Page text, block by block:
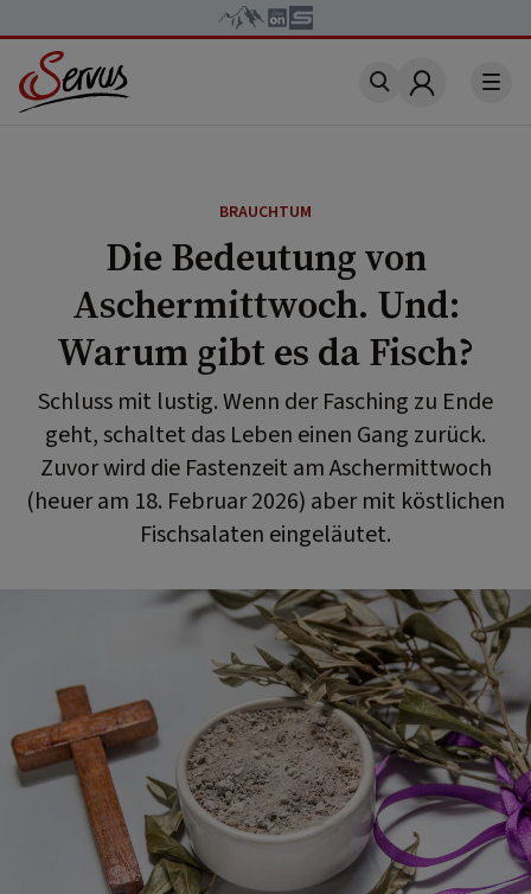
Account
BRAUCHTUM
Die Bedeutung von
Aschermittwoch. Und:
Warum gibt es da Fisch?
Schluss mit lustig. Wenn der Fasching zu Ende
geht, schaltet das Leben einen Gang zurück.
Zuvor wird die Fastenzeit am Aschermittwoch
(heuer am 18. Februar 2026) aber mit köstlichen
Fischsalaten eingeläutet.